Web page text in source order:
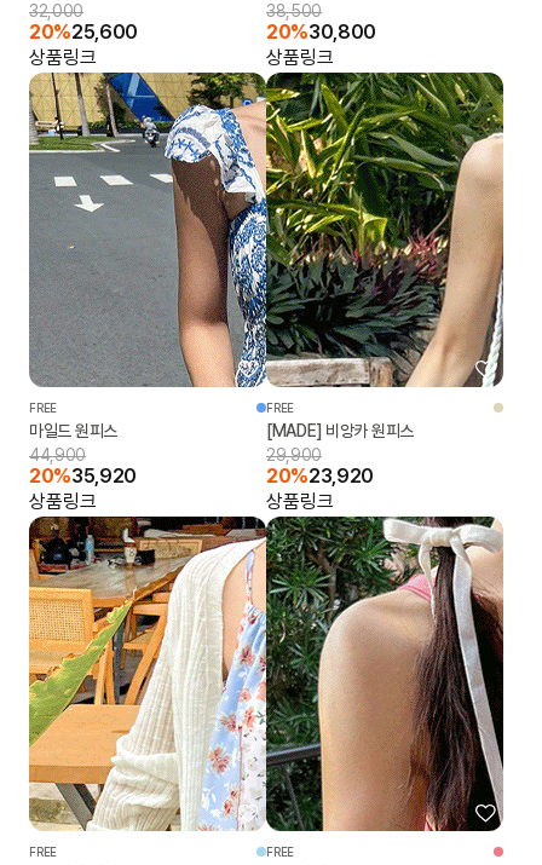
32,000
20%25,600
상품링크
38,500
20%30,800
상품링크
FREE
마일드 원피스
44,900
20%35,920
상품링크
FREE
[MADE] 비앙카 원피스
29,900
20%23,920
상품링크
FREE FREE